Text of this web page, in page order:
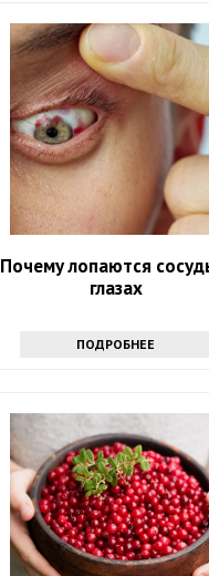
Почему лопаются
глазах
ПОДРОБНЕЕ